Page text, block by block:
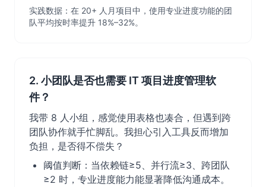
实践数据：在 20+ 人月项目中，使用专业进度功能的团
队平均按时率提升 18%–32%。
2. 小团队是否也需要 IT 项目进度管理软
件？
我带 8 人小组，感觉使用表格也凑合，但遇到跨
团队协作就手忙脚乱。我担心引入工具反而增加
负担，是否得不偿失？
阈值判断：当依赖链≥5、并行流≥3、跨团队
≥2 时，专业进度能力能显著降低沟通成本。